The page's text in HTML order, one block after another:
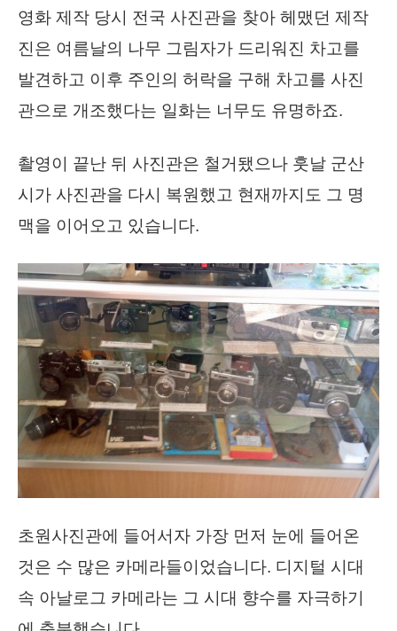
영화 제작 당시 전국 사진관을 찾아 헤맸던 제작
진은 여름날의 나무 그림자가 드리워진 차고를
발견하고 이후 주인의 허락을 구해 차고를 사진
관으로 개조했다는 일화는 너무도 유명하죠.
촬영이 끝난 뒤 사진관은 철거됐으나 훗날 군산
시가 사진관을 다시 복원했고 현재까지도 그 명
맥을 이어오고 있습니다.
초원사진관에 들어서자 가장 먼저 눈에 들어온
것은 수 많은 카메라들이었습니다. 디지털 시대
속 아날로그 카메라는 그 시대 향수를 자극하기